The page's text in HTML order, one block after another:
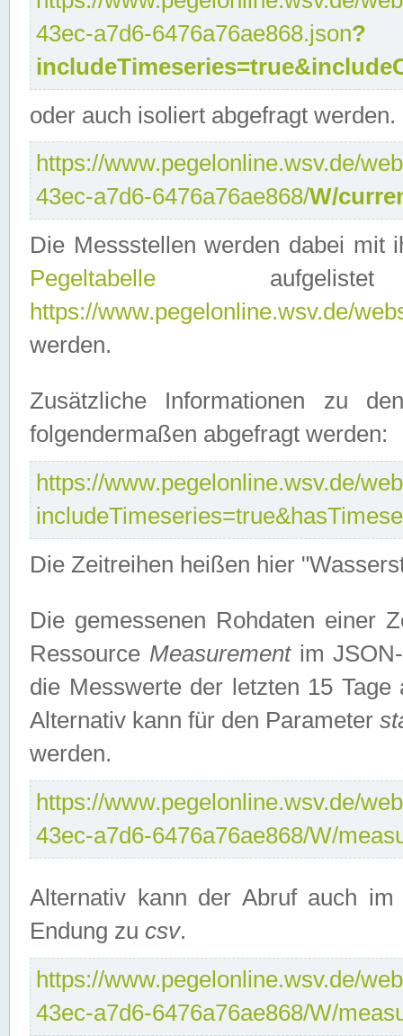
43ec-a7d6-6476a76ae868.json?
oder auch isoliert abgefragt werden.
https://www.pegelonline.wsv.de/
43ec-a7d6-6476a76ae868/W/
Die Messstellen werden dabei mit
Pegeltabelle
https://www.pegelonline.wsv.de/
werden.
Zusätzliche Informationen zu
folgendermaßen abgefragt werden:
https://www.pegelonline.wsv.de/
Die Zeitreihen heißen hier
Die gemessenen Rohdaten einer
Ressource Measurementim JSON-
die Messwerte der letzten 15
Alternativ kann für den Parameter
werden.
https://www.pegelonline.wsv.de/
43ec-a7d6-6476a76ae868/W/
Alternativ kann der Abruf auch
Endung zu csv.
https://www.pegelonline.wsv.de/
43ec-a7d6-6476a76ae868/W/